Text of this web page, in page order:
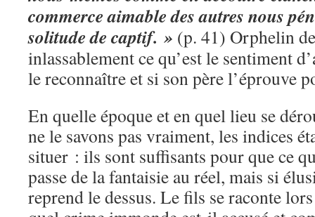
commerce aimable des autres nous
solitude de captif. » (p. 41) Orphelin
inlassablement ce qu’est le sentiment
le reconnaître et si son père l’éprouve
En quelle époque et en quel lieu se
ne le savons pas vraiment, les indices
situer : ils sont suffisants pour que ce
passe de la fantaisie au réel, mais si
reprend le dessus. Le fils se raconte